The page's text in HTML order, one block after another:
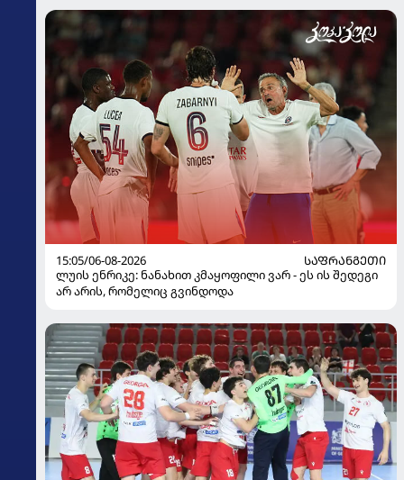
15:05/06-08-2026
ᲡᲐᲤᲠᲐᲜᲒᲔᲗᲘ
ლუის ენრიკე: ნანახით კმაყოფილი ვარ - ეს ის შედეგი
არ არის, რომელიც გვინდოდა